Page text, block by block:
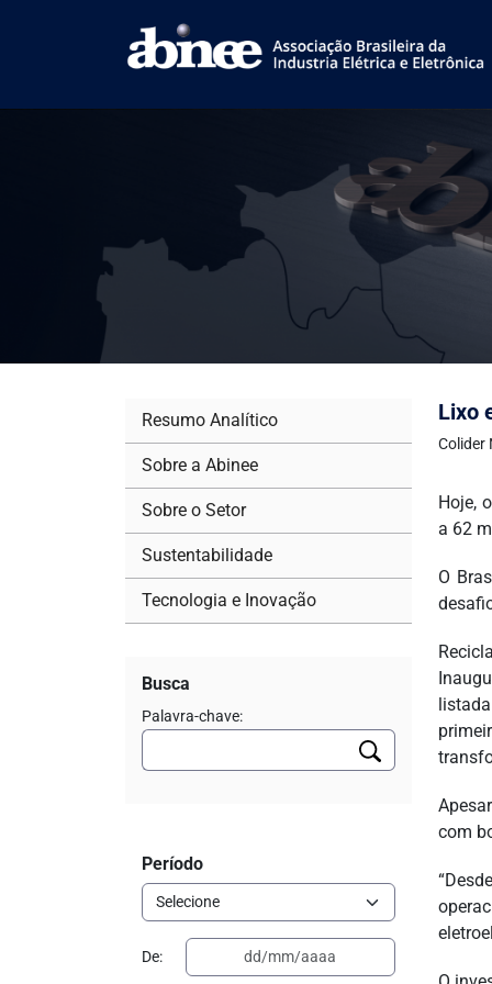
Lixo
Colider
Hoje,
a 62
O
com
Resumo Analítico
Sobre a Abinee
Sobre o Setor
Sustentabilidade
Tecnologia e Inovação
Busca
Palavra-chave:
Período
De: